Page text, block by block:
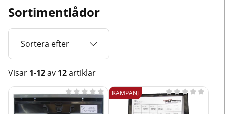
Sortimentlådor
Sortera efter
Visar 1-12av 12artiklar
Produkter
     KAMPANJ    